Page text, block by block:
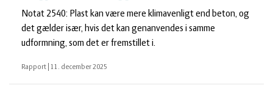
Notat 2540: Plast kan være mere klimavenligt end beton, og
det gælder især, hvis det kan genanvendes i samme
udformning, som det er fremstillet i.
Rapport 11. december 2025